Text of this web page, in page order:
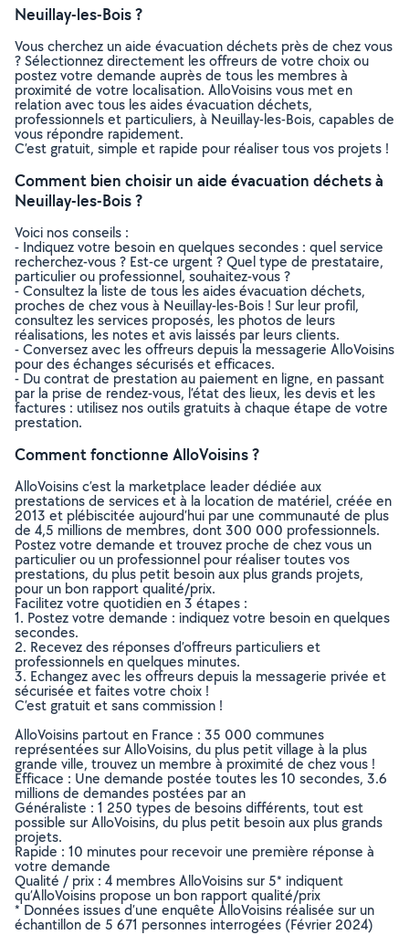
Neuillay-les-Bois ?
Vous cherchez un aide évacuation déchets près de chez vous
? Sélectionnez directement les offreurs de votre choix ou
postez votre demande auprès de tous les membres à
proximité de votre localisation. AlloVoisins vous met en
relation avec tous les aides évacuation déchets,
professionnels et particuliers, à Neuillay-les-Bois, capables de
vous répondre rapidement.
C’est gratuit, simple et rapide pour réaliser tous vos projets !
Comment bien choisir un aide évacuation déchets à
Neuillay-les-Bois ?
Voici nos conseils :
- Indiquez votre besoin en quelques secondes : quel service
recherchez-vous ? Est-ce urgent ? Quel type de prestataire,
particulier ou professionnel, souhaitez-vous ?
- Consultez la liste de tous les aides évacuation déchets,
proches de chez vous à Neuillay-les-Bois ! Sur leur profil,
consultez les services proposés, les photos de leurs
réalisations, les notes et avis laissés par leurs clients.
- Conversez avec les offreurs depuis la messagerie AlloVoisins
pour des échanges sécurisés et efficaces.
- Du contrat de prestation au paiement en ligne, en passant
par la prise de rendez-vous, l’état des lieux, les devis et les
factures : utilisez nos outils gratuits à chaque étape de votre
prestation.
Comment fonctionne AlloVoisins ?
AlloVoisins c’est la marketplace leader dédiée aux
prestations de services et à la location de matériel, créée en
2013 et plébiscitée aujourd’hui par une communauté de plus
de 4,5 millions de membres, dont 300 000 professionnels.
Postez votre demande et trouvez proche de chez vous un
particulier ou un professionnel pour réaliser toutes vos
prestations, du plus petit besoin aux plus grands projets,
pour un bon rapport qualité/prix.
Facilitez votre quotidien en 3 étapes :
1. Postez votre demande : indiquez votre besoin en quelques
secondes.
2. Recevez des réponses d’offreurs particuliers et
professionnels en quelques minutes.
3. Echangez avec les offreurs depuis la messagerie privée et
sécurisée et faites votre choix !
C’est gratuit et sans commission !
AlloVoisins partout en France : 35 000 communes
représentées sur AlloVoisins, du plus petit village à la plus
grande ville, trouvez un membre à proximité de chez vous !
Efficace : Une demande postée toutes les 10 secondes, 3.6
millions de demandes postées par an
Généraliste : 1 250 types de besoins différents, tout est
possible sur AlloVoisins, du plus petit besoin aux plus grands
projets.
Rapide : 10 minutes pour recevoir une première réponse à
votre demande
Qualité / prix : 4 membres AlloVoisins sur 5* indiquent
qu’AlloVoisins propose un bon rapport qualité/prix
* Données issues d’une enquête AlloVoisins réalisée sur un
échantillon de 5 671 personnes interrogées (Février 2024)